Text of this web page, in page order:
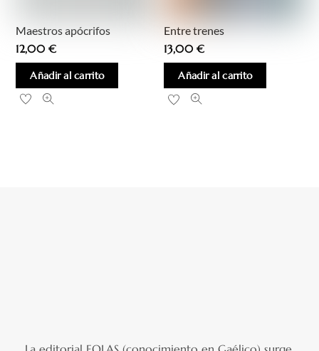
Maestros apócrifos
12,00€
Añadir al carrito
Entre trenes
13,00€
Añadir al carrito